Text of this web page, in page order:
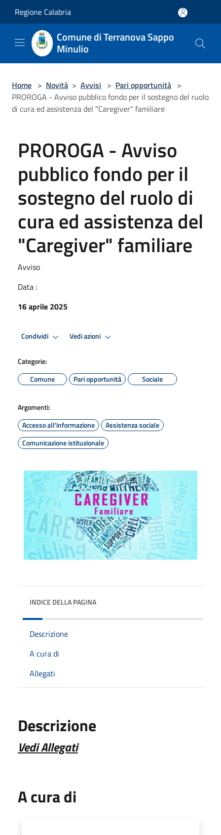
Regione Calabria
Comune di Terranova Sappo
Minulio
Home > Novità > Avvisi > Pari opportunità >
PROROGA - Avviso pubblico fondo per il sostegno del ruolo
di cura ed assistenza del "Caregiver" familiare
PROROGA - Avviso
pubblico fondo per il
sostegno del ruolo di
cura ed assistenza del
"Caregiver" familiare
Avviso
Data :
16 aprile 2025
Condividi Vedi azioni
Categorie:
Comune
Pari opportunità Sociale
Argomenti:
Accesso all'informazione
Assistenza sociale
Comunicazione istituzionale
INDICE DELLA PAGINA
Descrizione
A cura di
Allegati
Descrizione
Vedi Allegati
A cura di